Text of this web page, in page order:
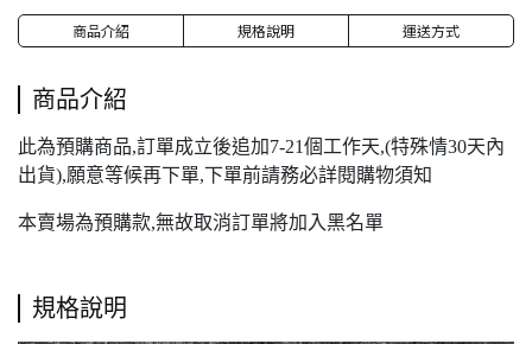
商品介紹 規格說明 運送方式
商品介紹
此為預購商品,訂單成立後追加7-21個工作天,(特殊情30天內
出貨),願意等候再下單,下單前請務必詳閱購物須知
本賣場為預購款,無故取消訂單將加入黑名單
規格說明